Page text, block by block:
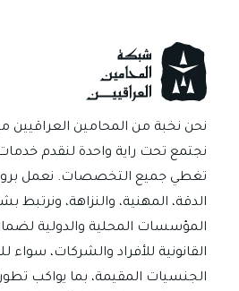
وجميع
المحافظات
نحن نخبة من المحامين العراقيين من
نجتمع تحت راية واحدة لنقدم
تغطي جميع التخصصات. نعمل بروح
الدقة، المهنية، والنزاهة، ونرتبط
المؤسسات المحلية والدولية
القانونية للأفراد والشركات، سواء
الجنسيات المقيمة، بما يواكب